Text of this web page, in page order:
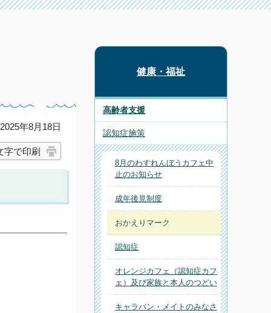
年8月18日
字で印刷
健康・福祉
高齢者支援
認知症施策
8月のわすれんぼうカフェ中
止のお知らせ
成年後見制度
おかえりマーク
認知症
オレンジカフェ（認知症カフ
ェ）及び家族と本人のつどい
キャラバン・メイトのみなさ